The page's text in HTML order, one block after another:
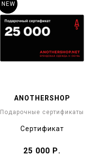
ANOTHERSHOP
Подарочные сертификаты
Cертификат
25 000 Р.
NEW